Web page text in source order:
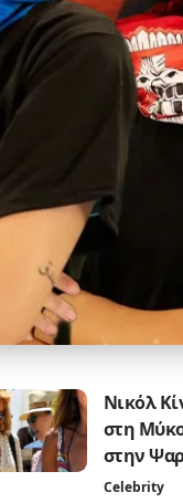
Νικόλ
στη
στην
Celebrity